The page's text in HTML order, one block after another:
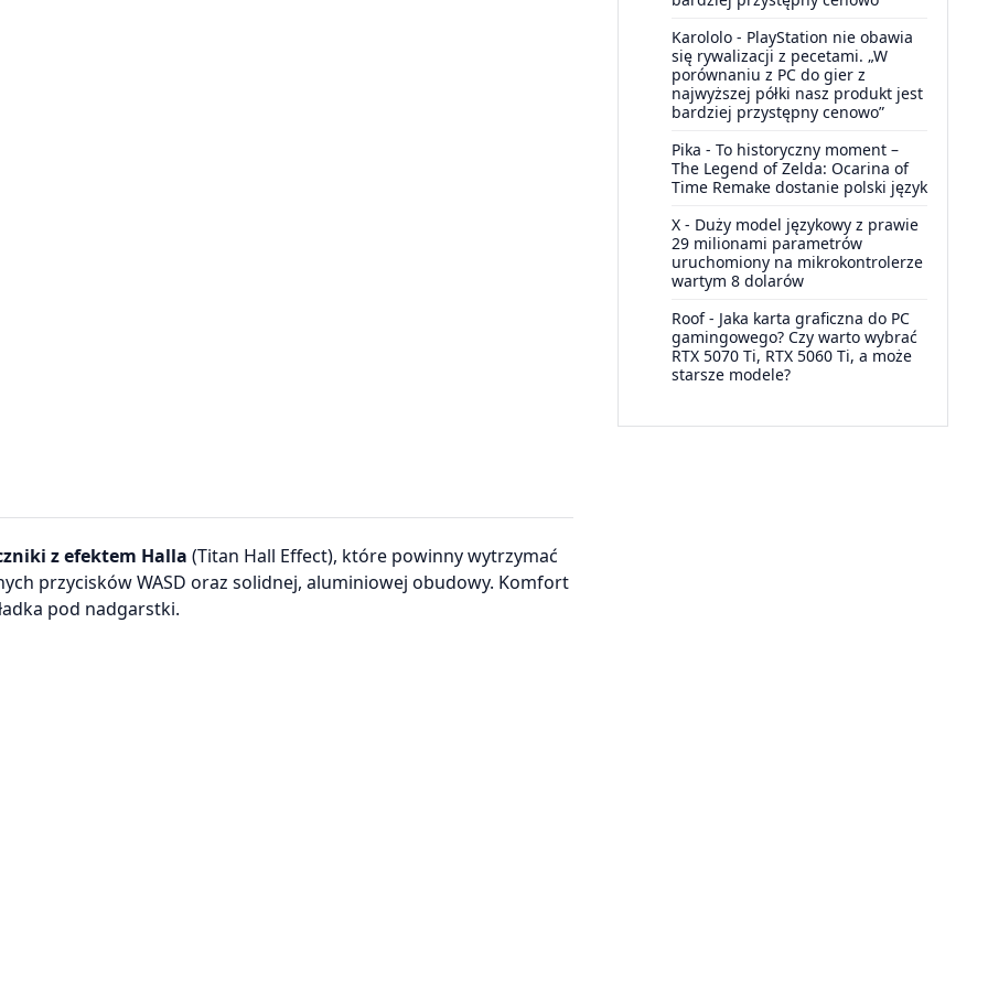
z efektem Halla (Titan Hall Effect), które powinny wytrzymać
przycisków WASD oraz solidnej, aluminiowej obudowy. Komfort
pod nadgarstki.
Karololo - PlayStation nie obawia
się rywalizacji z pecetami. „W
porównaniu z PC do gier z
najwyższej półki nasz produkt jest
bardziej przystępny cenowo”
Pika - To historyczny moment –
The Legend of Zelda: Ocarina of
Time Remake dostanie polski język
X - Duży model językowy z prawie
29 milionami parametrów
uruchomiony na mikrokontrolerze
wartym 8 dolarów
Roof- Jaka karta graficzna do PC
gamingowego? Czy warto wybrać
RTX 5070 Ti, RTX 5060 Ti, a może
starsze modele?